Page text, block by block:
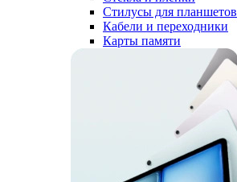
Стилусы для планшетов
Кабели и переходники
Карты памяти